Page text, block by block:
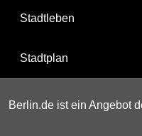
Stadtleben
Stadtplan
Berlin.de ist ein Angebot